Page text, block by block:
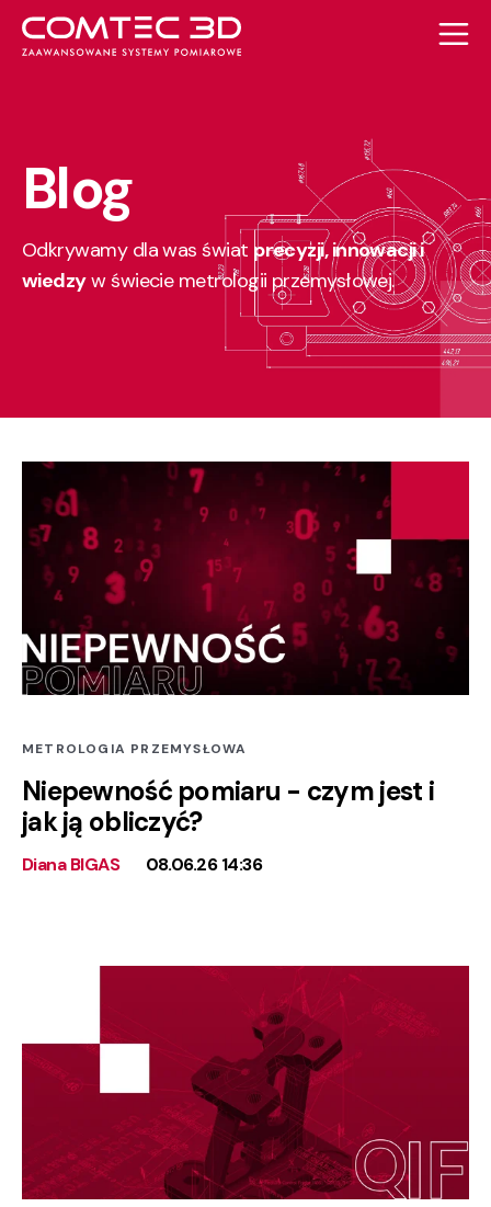
Blog
Odkrywamy dla was świat precyzji, innowacji i
wiedzyw świecie metrologii przemysłowej.
METROLOGIA PRZEMYSŁOWA
Niepewność pomiaru - czym jest i
jak ją obliczyć?
Diana BIGAS 08.06.26 14:36